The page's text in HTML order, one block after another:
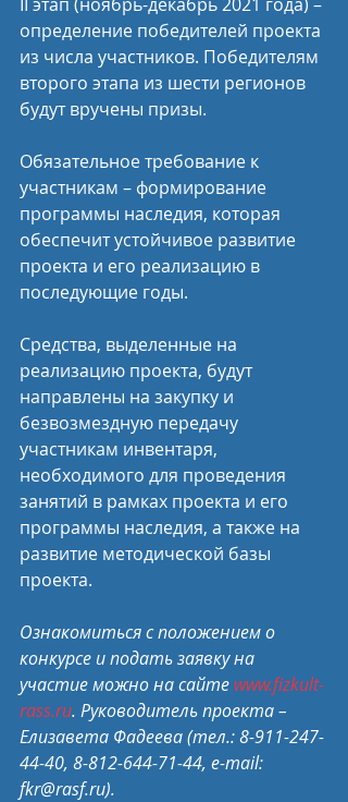
определение победителей проекта
из числа участников. Победителям
второго этапа из шести регионов
будут вручены призы.
Обязательное требование к
участникам – формирование
программы наследия, которая
обеспечит устойчивое развитие
проекта и его реализацию в
последующие годы.
Средства, выделенные на
реализацию проекта, будут
направлены на закупку и
безвозмездную передачу
участникам инвентаря,
необходимого для проведения
занятий в рамках проекта и его
программы наследия, а также на
развитие методической базы
проекта.
Ознакомиться с положением о
конкурсе и подать заявку на
участие можно на сайте www.fizkult-
rass.ru. Руководитель проекта –
Елизавета Фадеева (тел.: 8-911-247-
44-40, 8-812-644-71-44, e-mail:
fkr@rasf.ru).